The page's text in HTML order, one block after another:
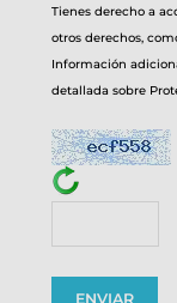
Tienes derecho a
otros derechos,
Información
detallada sobre